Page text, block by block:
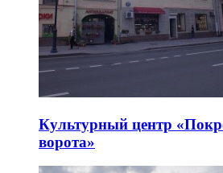
Культурный центр
ворота»